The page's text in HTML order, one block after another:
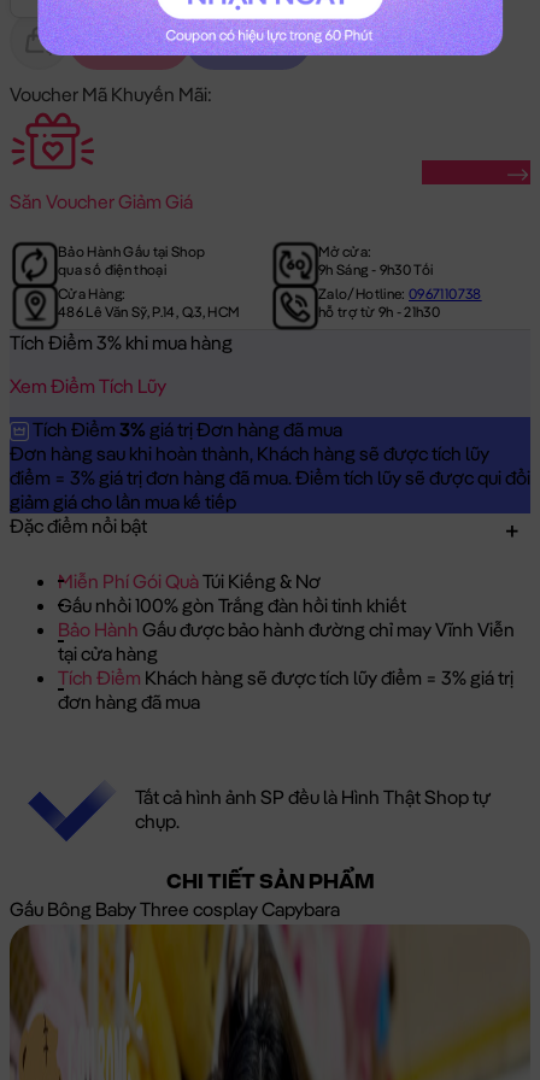
Gửi Tặng Hết Hàng
Voucher Mã Khuyến Mãi:
Săn Voucher Giảm Giá
Bảo Hành Gấu tại Shop
qua số điện thoại
Mở cửa:
9h Sáng - 9h30 Tối
Cửa Hàng:
486 Lê Văn Sỹ, P.14, Q.3, HCM
Zalo/Hotline:0967110738
hỗ trợ từ 9h - 21h30
Tích Điểm 3% khi mua hàng
Xem Điểm Tích Lũy
Tích Điểm 3% giá trị Đơn hàng đã mua
Đơn hàng sau khi hoàn thành, Khách hàng sẽ được tích lũy
điểm = 3% giá trị đơn hàng đã mua. Điểm tích lũy sẽ được qui đổi
giảm giá cho lần mua kế tiếp
Đặc điểm nổi bật
Miễn Phí Gói QuàTúi Kiếng & Nơ
Gấu nhồi 100% gòn Trắng đàn hồi tinh khiết
Bảo Hành Gấu được bảo hành đường chỉ may Vĩnh Viễn
tại cửa hàng
Tích Điểm Khách hàng sẽ được tích lũy điểm = 3% giá trị
đơn hàng đã mua
Tất cả hình ảnh SP đều là Hình Thật Shop tự
chụp.
CHI TIẾT SẢN PHẨM
Gấu Bông Baby Three cosplay Capybara